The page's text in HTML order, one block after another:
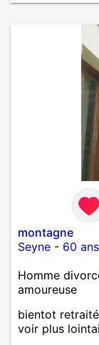
montagne
Seyne - 60 ans
Homme
amoureuse
bientot
voir plus